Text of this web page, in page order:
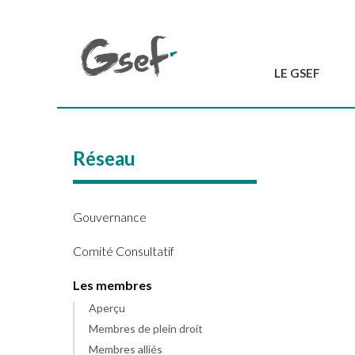
LE GSEF
Réseau
Gouvernance
Comité Consultatif
Les membres
Aperçu
Membres de plein droit
Membres alliés